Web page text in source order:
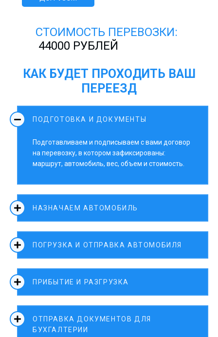
СТОИМОСТЬ ПЕРЕВОЗКИ:
44000 РУБЛЕЙ
КАК БУДЕТ ПРОХОДИТЬ ВАШ
ПЕРЕЕЗД
ПОДГОТОВКА И ДОКУМЕНТЫ
Подготавливаем и подписываем с вами договор
на перевозку, в котором зафиксированы:
маршрут, автомобиль, вес, объем и стоимость.
НАЗНАЧАЕМ АВТОМОБИЛЬ
ПОГРУЗКА И ОТПРАВКА АВТОМОБИЛЯ
ПРИБЫТИЕ И РАЗГРУЗКА
ОТПРАВКА ДОКУМЕНТОВ ДЛЯ
БУХГАЛТЕРИИ